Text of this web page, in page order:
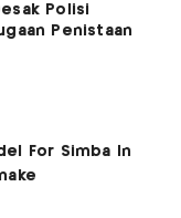
Polisi
Penistaan